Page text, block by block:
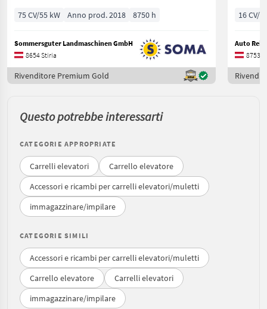
75 CV/55 kW Anno prod. 2018 8750 h
Sommersguter Landmaschinen GmbH
8654 Stiria
Rivenditore Premium Gold
16 CV/
Auto
8753
Questo potrebbe interessarti
CATEGORIE APPROPRIATE
Carrelli elevatori
Carrello elevatore
Accessori e ricambi per carrelli elevatori/muletti
immagazzinare/impilare
CATEGORIE SIMILI
Accessori e ricambi per carrelli elevatori/muletti
Carrello elevatore
Carrelli elevatori
immagazzinare/impilare